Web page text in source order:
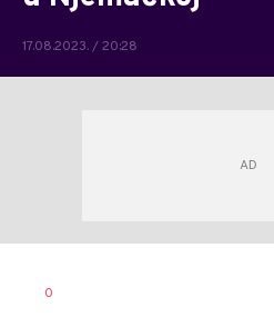
17.08.2023. / 20:28
AUTOR
0